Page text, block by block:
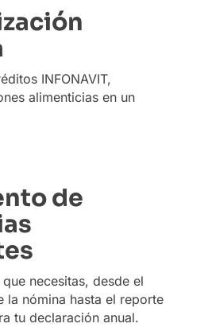
INFONAVIT,
alimenticias en un
de
necesitas, desde el
la nómina hasta el reporte
tu declaración anual.​